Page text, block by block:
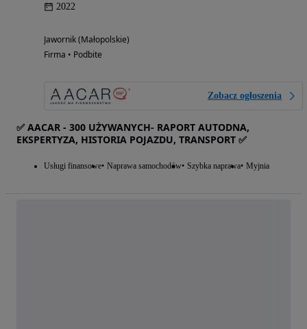
2022
Jawornik (Małopolskie)
Firma • Podbite
Zobacz ogłoszenia
✅ AACAR - 300 UŻYWANYCH- RAPORT AUTODNA,
EKSPERTYZA, HISTORIA POJAZDU, TRANSPORT ✅
Usługi finansowe Naprawa samochodów Szybka naprawa Myjnia